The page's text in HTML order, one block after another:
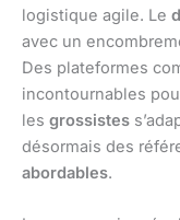
logistique agile. Le
avec un
Des plateformes
incontournables
les grossistes
désormais des
abordables.